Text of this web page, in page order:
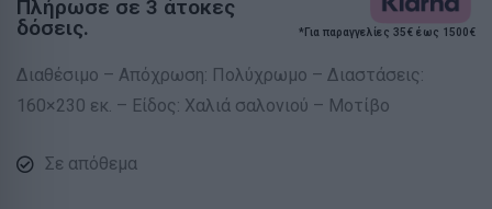
Πλήρωσε σε 3 άτοκες
δόσεις.
*Για παραγγελίες 35€ έως 1500€
Διαθέσιμο – Απόχρωση: Πολύχρωμο – Διαστάσεις:
160×230 εκ. – Είδος: Χαλιά σαλονιού – Μοτίβο
Σε απόθεμα